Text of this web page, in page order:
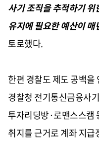
사기 조직을 추적하기
유지에 필요한 예산이
토로했다.
한편 경찰도 제도 공백
경찰청 전기통신금융사
투자리딩방·로맨스스캠
취지를 근거로 계좌 지